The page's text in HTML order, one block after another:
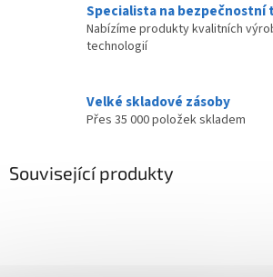
Specialista na bezpečnostní
Nabízíme produkty kvalitních
technologií
Velké skladové zásoby
Přes 35 000 položek skladem
Související produkty